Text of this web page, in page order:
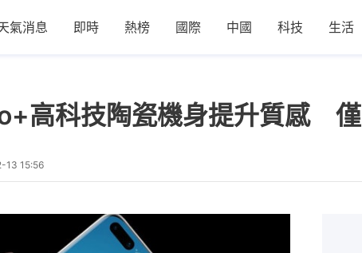
氣消息 即時 熱榜 國際 中國 科技 生活
高科技陶瓷機身提升質感
13 15:56